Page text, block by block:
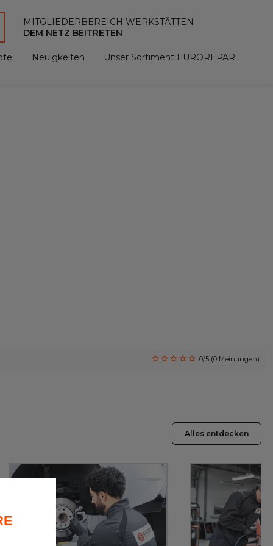
MITGLIEDERBEREICH WERKSTÄTTEN
DEM NETZ BEITRETEN
Neuigkeiten Unser Sortiment EUROREPAR
0/5 (0 Meinungen)
Alles entdecken